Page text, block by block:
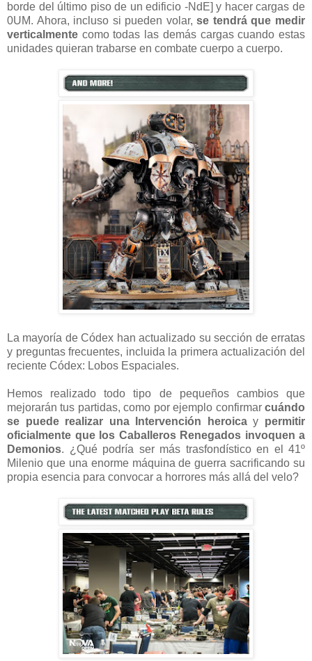
borde del último piso de un edificio -NdE] y hacer cargas de
0UM. Ahora, incluso si pueden volar,se tendrá que medir
verticalmente como todas las demás cargas cuando estas
unidades quieran trabarse en combate cuerpo a cuerpo.
La mayoría de Códex han actualizado su sección de erratas
y preguntas frecuentes, incluida la primera actualización del
reciente Códex: Lobos Espaciales.
Hemos realizado todo tipo de pequeños cambios que
mejorarán tus partidas, como por ejemplo confirmar cuándo
se puede realizar una Intervención heroicay permitir
oficialmente que los Caballeros Renegados invoquen a
Demonios. ¿Qué podría ser más trasfondístico en el 41º
Milenio que una enorme máquina de guerra sacrificando su
propia esencia para convocar a horrores más allá del velo?